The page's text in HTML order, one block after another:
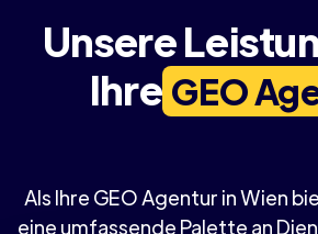
Unsere
Ihre GEO
Als Ihre GEO Agentur in Wien
eine umfassende Palette an